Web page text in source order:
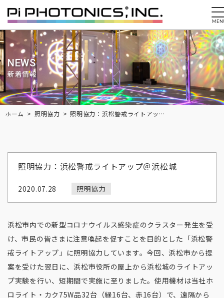
NEWS
新着情報
Breadcrumbs
ホーム 照明協力 照明協力：浜松警戒ライトアップ＠浜松城
照明協力：浜松警戒ライトアップ＠浜松城
2020.07.28 照明協力
浜松市内での新型コロナウイルス感染症のクラスター発生を受
け、市民の皆さまに注意喚起を促すことを目的とした「浜松警
戒ライトアップ」に照明協力しています。今回、浜松市から提
案を受けた翌日に、浜松市役所の屋上から浜松城のライトアッ
プ実験を行い、短期間で実施に至りました。使用機材は当社ホ
ロライト・カク75W品32台（緑16台、赤16台）で、遠隔から